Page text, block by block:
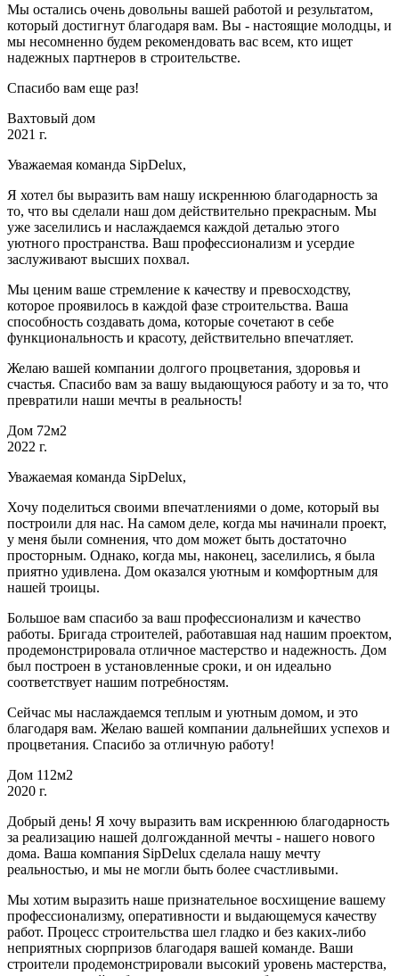
Мы остались очень довольны вашей работой и результатом,
который достигнут благодаря вам. Вы - настоящие молодцы, и
мы несомненно будем рекомендовать вас всем, кто ищет
надежных партнеров в строительстве.
Спасибо вам еще раз!
Вахтовый дом
2021 г.
Уважаемая команда SipDelux,
Я хотел бы выразить вам нашу искреннюю благодарность за
то, что вы сделали наш дом действительно прекрасным. Мы
уже заселились и наслаждаемся каждой деталью этого
уютного пространства. Ваш профессионализм и усердие
заслуживают высших похвал.
Мы ценим ваше стремление к качеству и превосходству,
которое проявилось в каждой фазе строительства. Ваша
способность создавать дома, которые сочетают в себе
функциональность и красоту, действительно впечатляет.
Желаю вашей компании долгого процветания, здоровья и
счастья. Спасибо вам за вашу выдающуюся работу и за то, что
превратили наши мечты в реальность!
Дом 72м2
2022 г.
Уважаемая команда SipDelux,
Хочу поделиться своими впечатлениями о доме, который вы
построили для нас. На самом деле, когда мы начинали проект,
у меня были сомнения, что дом может быть достаточно
просторным. Однако, когда мы, наконец, заселились, я была
приятно удивлена. Дом оказался уютным и комфортным для
нашей троицы.
Большое вам спасибо за ваш профессионализм и качество
работы. Бригада строителей, работавшая над нашим проектом,
продемонстрировала отличное мастерство и надежность. Дом
был построен в установленные сроки, и он идеально
соответствует нашим потребностям.
Сейчас мы наслаждаемся теплым и уютным домом, и это
благодаря вам. Желаю вашей компании дальнейших успехов и
процветания. Спасибо за отличную работу!
Дом 112м2
2020 г.
Добрый день! Я хочу выразить вам искреннюю благодарность
за реализацию нашей долгожданной мечты - нашего нового
дома. Ваша компания SipDelux сделала нашу мечту
реальностью, и мы не могли быть более счастливыми.
Мы хотим выразить наше признательное восхищение вашему
профессионализму, оперативности и выдающемуся качеству
работ. Процесс строительства шел гладко и без каких-либо
неприятных сюрпризов благодаря вашей команде. Ваши
строители продемонстрировали высокий уровень мастерства,